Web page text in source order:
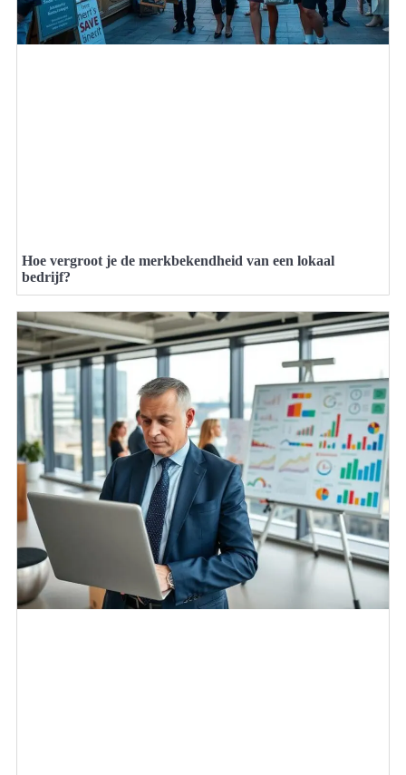
Hoe vergroot je de merkbekendheid van een lokaal
bedrijf?